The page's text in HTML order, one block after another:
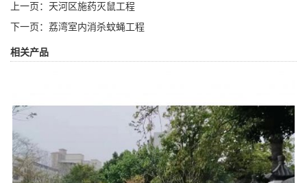
上一页： 天河区施药灭鼠工程
下一页： 荔湾室内消杀蚊蝇工程
相关产品